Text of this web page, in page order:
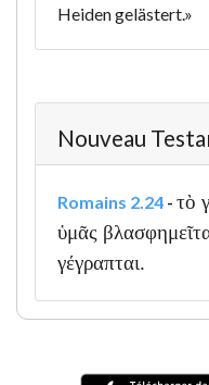
Heiden gelästert.»
Nouveau
Romains 2.24 - τὸ
ὑμᾶς
γέγραπται.